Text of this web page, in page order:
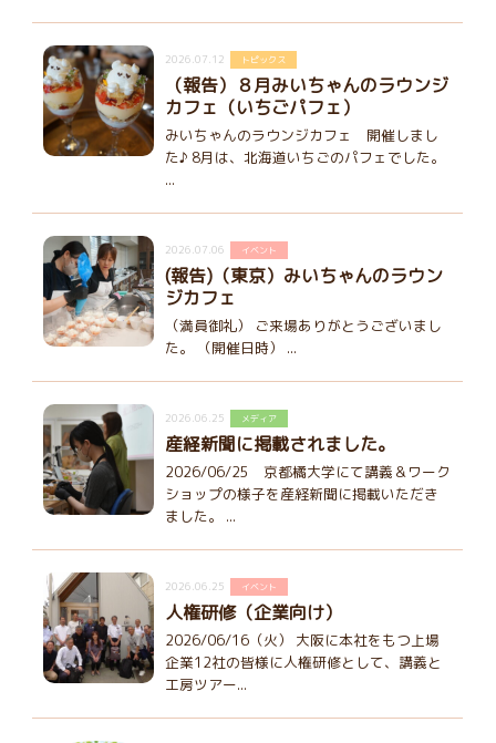
2026.07.12 トピックス
（報告）８月みいちゃんのラウンジ
カフェ（いちごパフェ）
みいちゃんのラウンジカフェ 開催しまし
た♪ 8月は、北海道いちごのパフェでした。
...
2026.07.06 イベント
(報告)（東京）みいちゃんのラウン
ジカフェ
（満員御礼） ご来場ありがとうございまし
た。 （開催日時） ...
2026.06.25 メディア
産経新聞に掲載されました。
2026/06/25 京都橘大学にて講義＆ワーク
ショップの様子を産経新聞に掲載いただき
ました。 ...
2026.06.25 イベント
人権研修（企業向け）
2026/06/16（火） 大阪に本社をもつ上場
企業12社の皆様に人権研修として、講義と
工房ツアー...